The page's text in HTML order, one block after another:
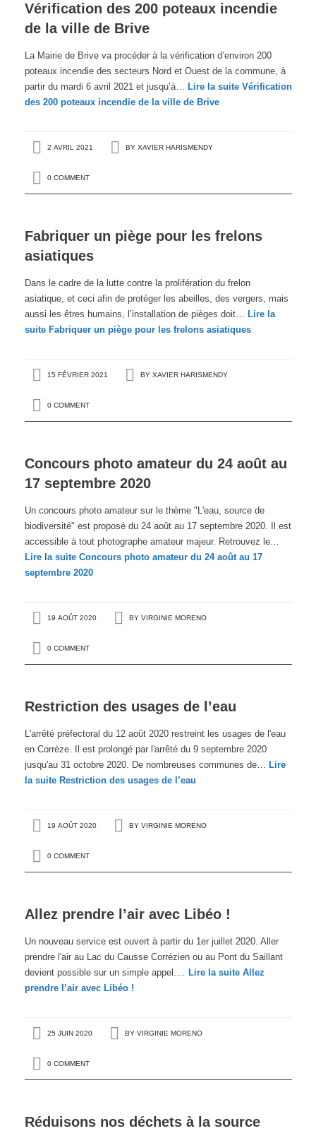
Vérification des 200 poteaux incendie
de la ville de Brive
La Mairie de Brive va procéder à la vérification d’environ 200
poteaux incendie des secteurs Nord et Ouest de la commune, à
partir du mardi 6 avril 2021 et jusqu’à… Lire la suiteVérification
des 200 poteaux incendie de la ville de Brive
2 AVRIL 2021 BY XAVIER HARISMENDY
0 COMMENT
Fabriquer un piège pour les frelons
asiatiques
Dans le cadre de la lutte contre la prolifération du frelon
asiatique, et ceci afin de protéger les abeilles, des vergers, mais
aussi les êtres humains, l’installation de pièges doit… Lire la
suiteFabriquer un piège pour les frelons asiatiques
15 FÉVRIER 2021 BY XAVIER HARISMENDY
0 COMMENT
Concours photo amateur du 24 août au
17 septembre 2020
Un concours photo amateur sur le thème "L'eau, source de
biodiversité" est proposé du 24 août au 17 septembre 2020. Il est
accessible à tout photographe amateur majeur. Retrouvez le…
Lire la suiteConcours photo amateur du 24 août au 17
septembre 2020
19 AOÛT 2020 BY VIRGINIE MORENO
0 COMMENT
Restriction des usages de l’eau
L'arrêté préfectoral du 12 août 2020 restreint les usages de l'eau
en Corrèze. Il est prolongé par l'arrêté du 9 septembre 2020
jusqu'au 31 octobre 2020. De nombreuses communes de… Lire
la suiteRestriction des usages de l’eau
19 AOÛT 2020 BY VIRGINIE MORENO
0 COMMENT
Allez prendre l’air avec Libéo !
Un nouveau service est ouvert à partir du 1er juillet 2020. Aller
prendre l'air au Lac du Causse Corrézien ou au Pont du Saillant
devient possible sur un simple appel.… Lire la suiteAllez
prendre l’air avec Libéo !
25 JUIN 2020 BY VIRGINIE MORENO
0 COMMENT
Réduisons nos déchets à la source